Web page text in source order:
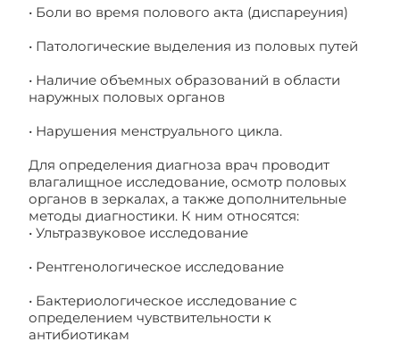
• Боли во время полового акта (диспареуния)
• Патологические выделения из половых путей
• Наличие объемных образований в области
наружных половых органов
• Нарушения менструального цикла.
Для определения диагноза врач проводит
влагалищное исследование, осмотр половых
органов в зеркалах, а также дополнительные
методы диагностики. К ним относятся:
• Ультразвуковое исследование
• Рентгенологическое исследование
• Бактериологическое исследование с
определением чувствительности к
антибиотикам